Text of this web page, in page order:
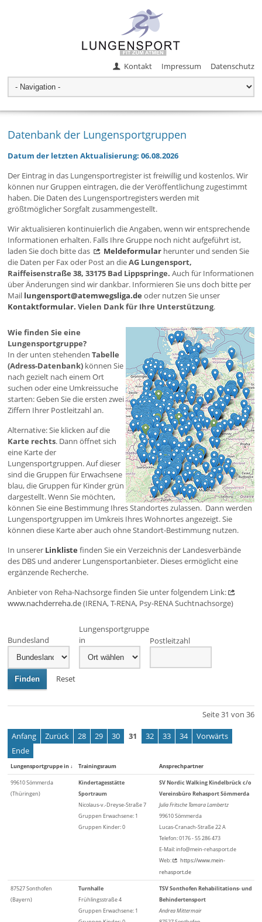
Kontakt Impressum Datenschutz
Datenbank der Lungensportgruppen
Datum der letzten Aktualisierung: 06.08.2026
Der Eintrag in das Lungensportregister ist freiwillig und kostenlos. Wir
können nur Gruppen eintragen, die der Veröffentlichung zugestimmt
haben. Die Daten des Lungensportregisters werden mit
größtmöglicher Sorgfalt zusammengestellt.
Wir aktualisieren kontinuierlich die Angaben, wenn wir entsprechende
Informationen erhalten. Falls Ihre Gruppe noch nicht aufgeführt ist,
laden Sie doch bitte das
Meldeformular herunter und senden Sie
die Daten per Fax oder Post an dieAG Lungensport,
Raiffeisenstraße 38, 33175 Bad Lippspringe. Auch für Informationen
über Änderungen sind wir dankbar. Informieren Sie uns doch bitte per
Mail lungensport@atemwegsliga.de oder nutzen Sie unser
Kontaktformular. Vielen Dank für Ihre Unterstützung.
Wie finden Sie eine
Lungensportgruppe?
In der unten stehenden Tabelle
(Adress-Datenbank) können Sie
nach gezielt nach einem Ort
suchen oder eine Umkreissuche
starten: Geben Sie die ersten zwei
Ziffern Ihrer Postleitzahl an.
Alternative: Sie klicken auf die
Karte rechts. Dann öffnet sich
eine Karte der
Lungensportgruppen. Auf dieser
sind die Gruppen für Erwachsene
blau, die Gruppen für Kinder grün
dargestellt. Wenn Sie möchten,
können Sie eine Bestimmung Ihres Standortes zulassen. Dann werden
Lungensportgruppen im Umkreis Ihres Wohnortes angezeigt. Sie
können diese Karte aber auch ohne Standort-Bestimmung nutzen.
In unserer Linkliste finden Sie ein Verzeichnis der Landesverbände
des DBS und anderer Lungensportanbieter. Dieses ermöglicht eine
ergänzende Recherche.
Anbieter von Reha-Nachsorge finden Sie unter folgendem Link:
www.nachderreha.de(IRENA, T-RENA, Psy-RENA Suchtnachsorge)
Bundesland
Lungensportgruppe
in
Postleitzahl
Finden Reset
Seite 31 von 36
Anfang Zurück 28 29 30 31 32 33 34
Vorwärts
Ende
Lungensportgruppe in ↓ Trainingsraum Ansprechpartner
99610 Sömmerda
(Thüringen)
Kindertagesstätte
Sportraum
Nicolaus-v.-Dreyse-Straße 7
Gruppen Erwachsene: 1
Gruppen Kinder: 0
SV Nordic Walking Kindelbrück c/o
Vereinsbüro Rehasport Sömmerda
Julia Fritsche Tamara Lambertz
99610 Sömmerda
Lucas-Cranach-Straße 22 A
Telefon: 0176 - 55 286 473
E-Mail: info@mein-rehasport.de
Web:
https://www.mein-
rehasport.de
87527 Sonthofen
(Bayern)
Turnhalle
Frühlingsstraße 4
Gruppen Erwachsene: 1
TSV Sonthofen Rehabilitations- und
Behindertensport
Andrea Mittermair